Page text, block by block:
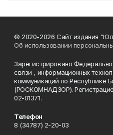
© 2020-2026 Сайт издания
Об использовании
Зарегистрировано
связи , информационных
коммуникаций по Республике
(РОСКОМНАДЗОР).
02-01371.
Телефон
8 (34787) 2-20-03